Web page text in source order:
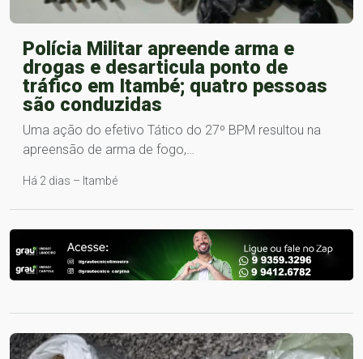
Polícia Militar apreende arma e
drogas e desarticula ponto de
tráfico em Itambé; quatro pessoas
são conduzidas
Uma ação do efetivo Tático do 27º BPM resultou na
apreensão de arma de fogo,…
Há 2 dias – Itambé